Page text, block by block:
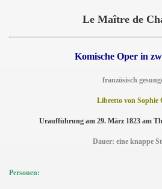
Le Maître de
Komische Oper in
französisch
Libretto von Sophie
Uraufführung am 29. März 1823 am
Dauer: eine knappe
Personen: